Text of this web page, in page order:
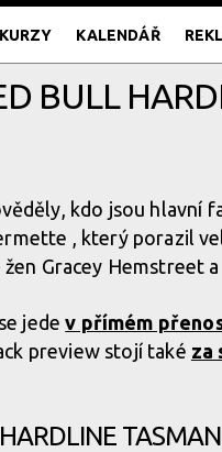
KURZY KALENDÁŘ
BULL
kdo jsou hlavní
, který porazil
Gracey Hemstreet
jedev přímém
preview stojí také za